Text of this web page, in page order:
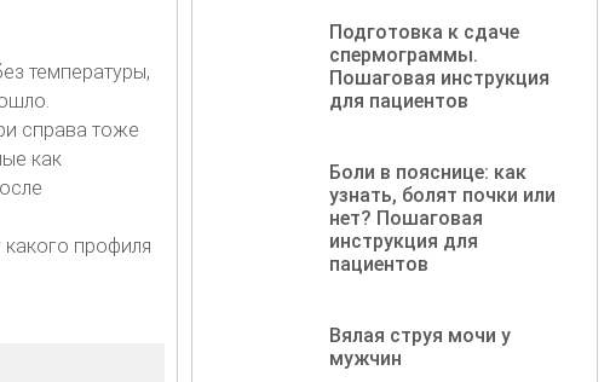
температуры,
справа тоже
как
профиля
Подготовка к сдаче
спермограммы.
Пошаговая инструкция
для пациентов
Боли в пояснице: как
узнать, болят почки или
нет? Пошаговая
инструкция для
пациентов
Вялая струя мочи у
мужчин